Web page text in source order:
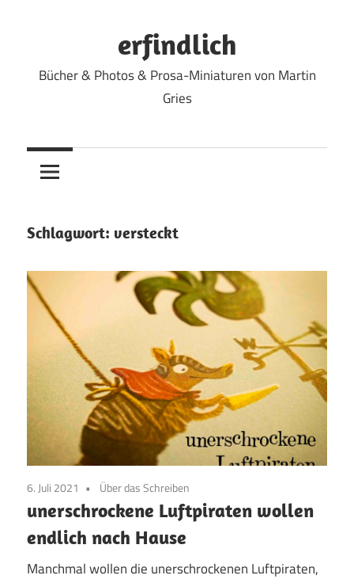
erfindlich
Bücher & Photos & Prosa-Miniaturen von Martin
Gries
Schlagwort: versteckt
6. Juli 2021 Über das Schreiben
unerschrockene Luftpiraten wollen
endlich nach Hause
Manchmal wollen die unerschrockenen Luftpiraten,